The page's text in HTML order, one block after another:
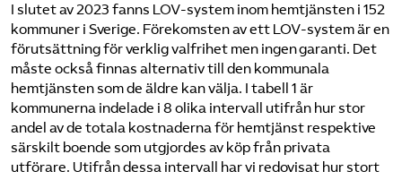
I slutet av 2023 fanns LOV-system inom hemtjänsten i 152
kommuner i Sverige. Förekomsten av ett LOV-system är en
förutsättning för verklig valfrihet men ingen garanti. Det
måste också finnas alternativ till den kommunala
hemtjänsten som de äldre kan välja. I tabell 1 är
kommunerna indelade i 8 olika intervall utifrån hur stor
andel av de totala kostnaderna för hemtjänst respektive
särskilt boende som utgjordes av köp från privata
utförare. Utifrån dessa intervall har vi redovisat hur stort